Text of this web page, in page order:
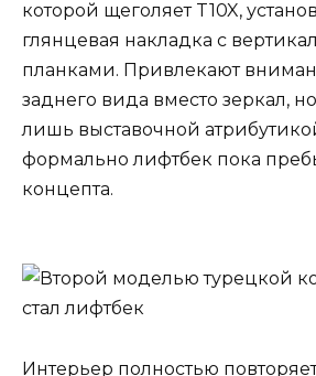
которой щеголяет T10X,
глянцевая накладка с
планками. Привлекают
заднего вида вместо зеркал,
лишь выставочной
формально лифтбек пока
концепта.
Интерьер полностью